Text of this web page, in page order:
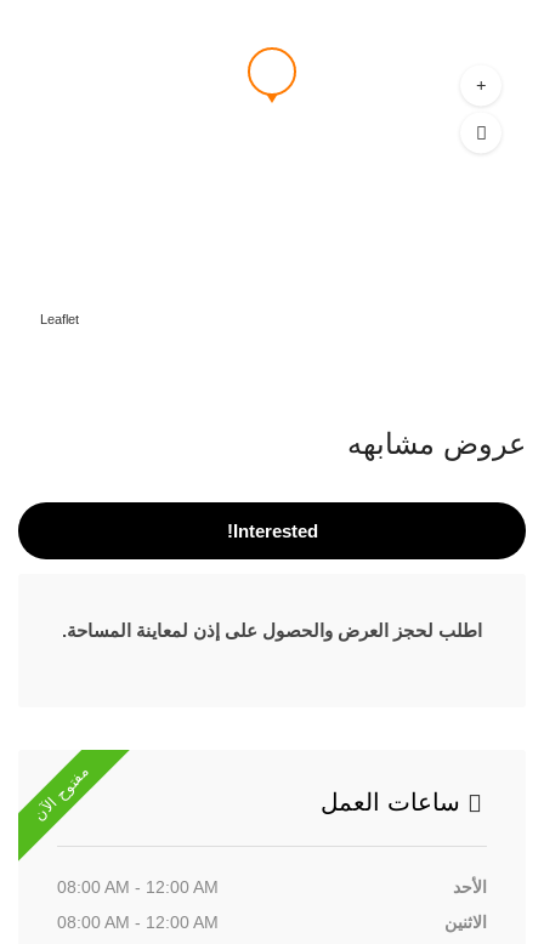
Leaflet
عروض مشابهه
Interested!
اطلب لحجز العرض والحصول على إذن لمعاينة المساحة.
مفتوح الآن ساعات العمل
الأحد
08:00 AM - 12:00 AM
الاثنين
08:00 AM - 12:00 AM